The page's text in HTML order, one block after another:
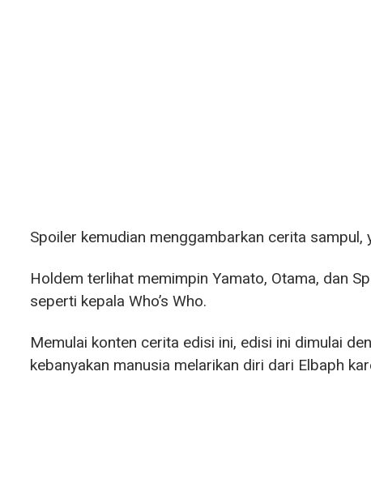
Spoiler kemudian menggambarkan cerita
Holdem terlihat memimpin Yamato, Otama, dan
seperti kepala Who’s Who.
Memulai konten cerita edisi ini, edisi ini dimulai
kebanyakan manusia melarikan diri dari Elbaph